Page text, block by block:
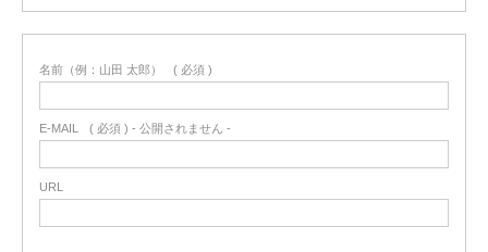
名前（例：山田 太郎） ( 必須 )
E-MAIL ( 必須 ) - 公開されません -
URL